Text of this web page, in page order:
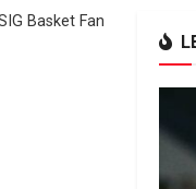
Basket Fan